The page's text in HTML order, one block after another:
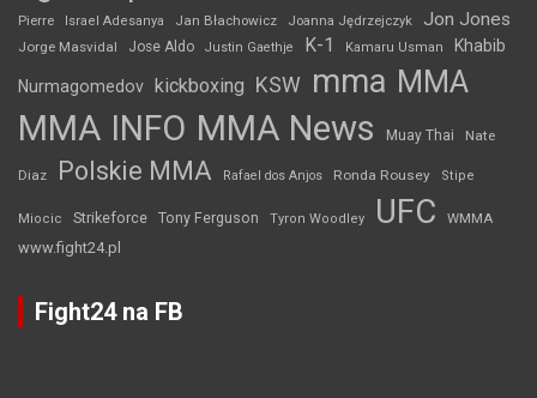
Pierre
Israel Adesanya Jan Błachowicz Joanna Jędrzejczyk Jon Jones
Jorge Masvidal Jose Aldo Justin Gaethje K-1 Kamaru Usman Khabib
Nurmagomedov kickboxing KSW mma MMA
MMA INFO MMA News Muay Thai Nate
Diaz Polskie MMA Rafael dos Anjos Ronda Rousey Stipe
Miocic Strikeforce Tony Ferguson Tyron Woodley UFC WMMA
www.fight24.pl
Fight24 na FB